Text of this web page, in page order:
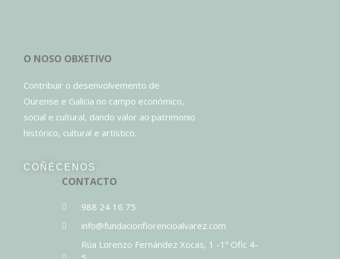
O NOSO OBXETIVO
Contribuir o desenvolvemento de
Ourense e Galicia no campo económico,
social e cultural, dando valor ao patrimonio
histórico, cultural e artístico.
COÑÉCENOS
CONTACTO
988 24 16 75
info@fundacionflorencioalvarez.com
Rúa Lorenzo Fernández Xocas, 1 -1º Ofic 4-